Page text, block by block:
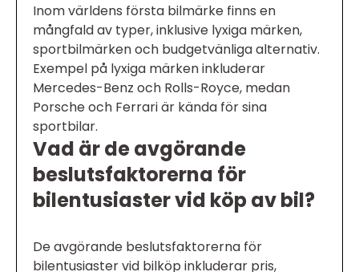
Inom världens första bilmärke finns en
mångfald av typer, inklusive lyxiga märken,
sportbilmärken och budgetvänliga alternativ.
Exempel på lyxiga märken inkluderar
Mercedes-Benz och Rolls-Royce, medan
Porsche och Ferrari är kända för sina
sportbilar.
Vad är de avgörande
beslutsfaktorerna för
bilentusiaster vid köp av bil?
De avgörande beslutsfaktorerna för
bilentusiaster vid bilköp inkluderar pris,